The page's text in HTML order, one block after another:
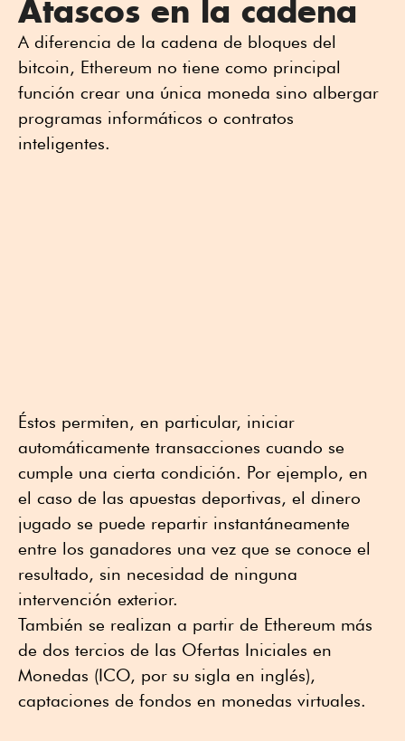
Atascos en la cadena
A diferencia de la cadena de bloques del
bitcoin, Ethereum no tiene como principal
función crear una única moneda sino albergar
programas informáticos o contratos
inteligentes.
Éstos permiten, en particular, iniciar
automáticamente transacciones cuando se
cumple una cierta condición. Por ejemplo, en
el caso de las apuestas deportivas, el dinero
jugado se puede repartir instantáneamente
entre los ganadores una vez que se conoce el
resultado, sin necesidad de ninguna
intervención exterior.
También se realizan a partir de Ethereum más
de dos tercios de las Ofertas Iniciales en
Monedas (ICO, por su sigla en inglés),
captaciones de fondos en monedas virtuales.